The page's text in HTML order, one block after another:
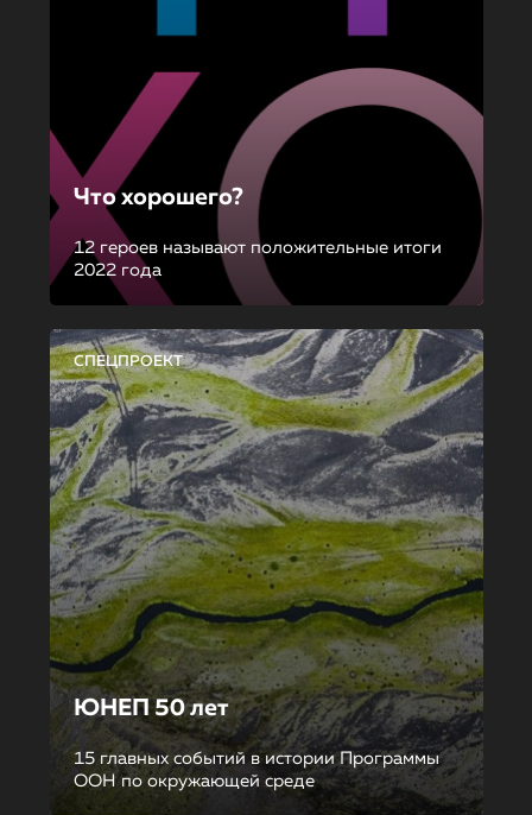
Что хорошего?
12 героев называют положительные итоги
2022 года
СПЕЦПРОЕКТ
ЮНЕП 50 лет
15 главных событий в истории Программы
ООН по окружающей среде